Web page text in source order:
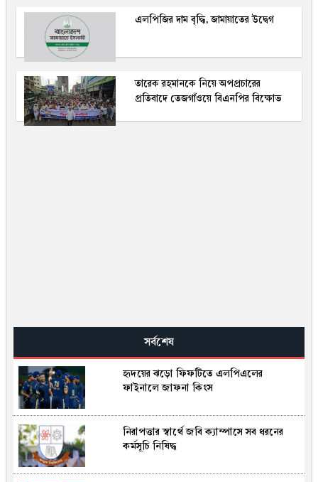
এলপিজির দাম বৃদ্ধি, জামায়াতের উদ্বেগ
তারেক রহমানকে নিয়ে অপপ্রচারের
প্রতিবাদে তেজগাঁওয়ে বিএনপির বিক্ষোভ
সর্বশেষ
হৃদয়ের ঝড়ো ফিফটিতে এলপিএলের
ফাইনালে জাফনা কিংস
নিরাপত্তার স্বার্থে জবি ক্যাম্পাসে সব ধরনের
কর্মসূচি নিষিদ্ধ